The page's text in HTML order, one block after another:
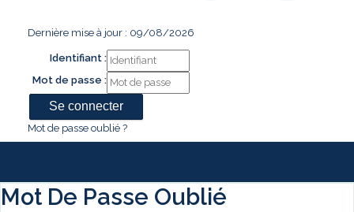
Dernière mise à jour : 09/08/2026
Identifiant :
Mot de passe :
Mot de passe oublié ?
Mot De Passe Oublié